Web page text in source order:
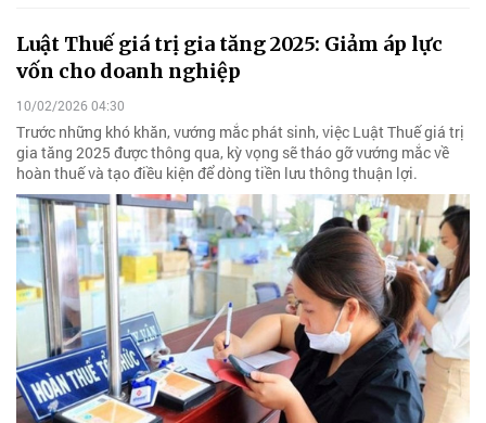
Luật Thuế giá trị gia tăng 2025: Giảm áp lực
vốn cho doanh nghiệp
10/02/2026 04:30
Trước những khó khăn, vướng mắc phát sinh, việc Luật Thuế giá trị
gia tăng 2025 được thông qua, kỳ vọng sẽ tháo gỡ vướng mắc về
hoàn thuế và tạo điều kiện để dòng tiền lưu thông thuận lợi.